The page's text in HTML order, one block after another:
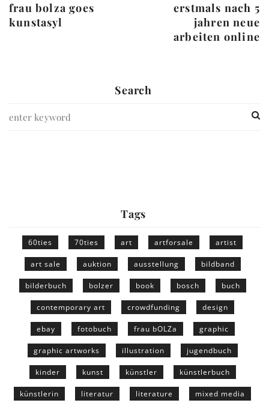
frau bolza goes
kunstasyl
erstmals nach 5
jahren neue
arbeiten online
Search
Tags
60ties 70ties art artforsale artist
art sale auktion ausstellung bildband
bilderbuch bolzer book bosch buch
contemporary art crowdfunding design
ebay fotobuch frau bOLZa graphic
graphic artworks illustration jugendbuch
kinder kunst künstler künstlerbuch
künstlerin literatur literature mixed media